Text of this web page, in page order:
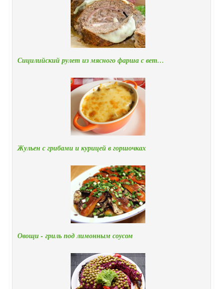
Сицилийский рулет из мясного фарша с вет…
Жульен с грибами и курицей в горшочках
Овощи - гриль под лимонным соусом